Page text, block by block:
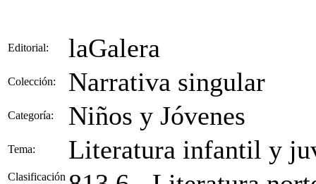
Editorial: laGalera
Colección: Narrativa singular
Categoría: Niños y Jóvenes
Tema: Literatura infantil y
Clasificación